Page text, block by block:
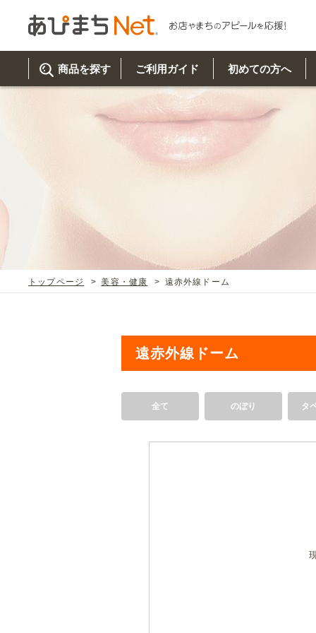
商品を探す
韓国グルメ
美
カルチ
ご利用ガイド
取り
初めての方へ
商品
トップページ 美容・健康 遠赤外線ドーム
遠赤外線ドーム
全て のぼり タ